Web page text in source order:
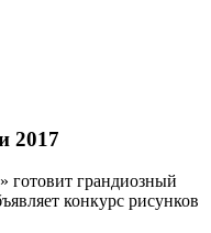
2017
готовит грандиозный
конкурс рисунков